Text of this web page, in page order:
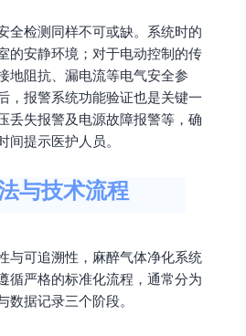
全检测同样不可或缺。系统时的
的安静环境；对于电动控制的传
地阻抗、漏电流等电气安全参
，报警系统功能验证也是关键一
丢失报警及电源故障报警等，确
间提示医护人员。
与技术流程
与可追溯性，麻醉气体净化系统
循严格的标准化流程，通常分为
数据记录三个阶段。